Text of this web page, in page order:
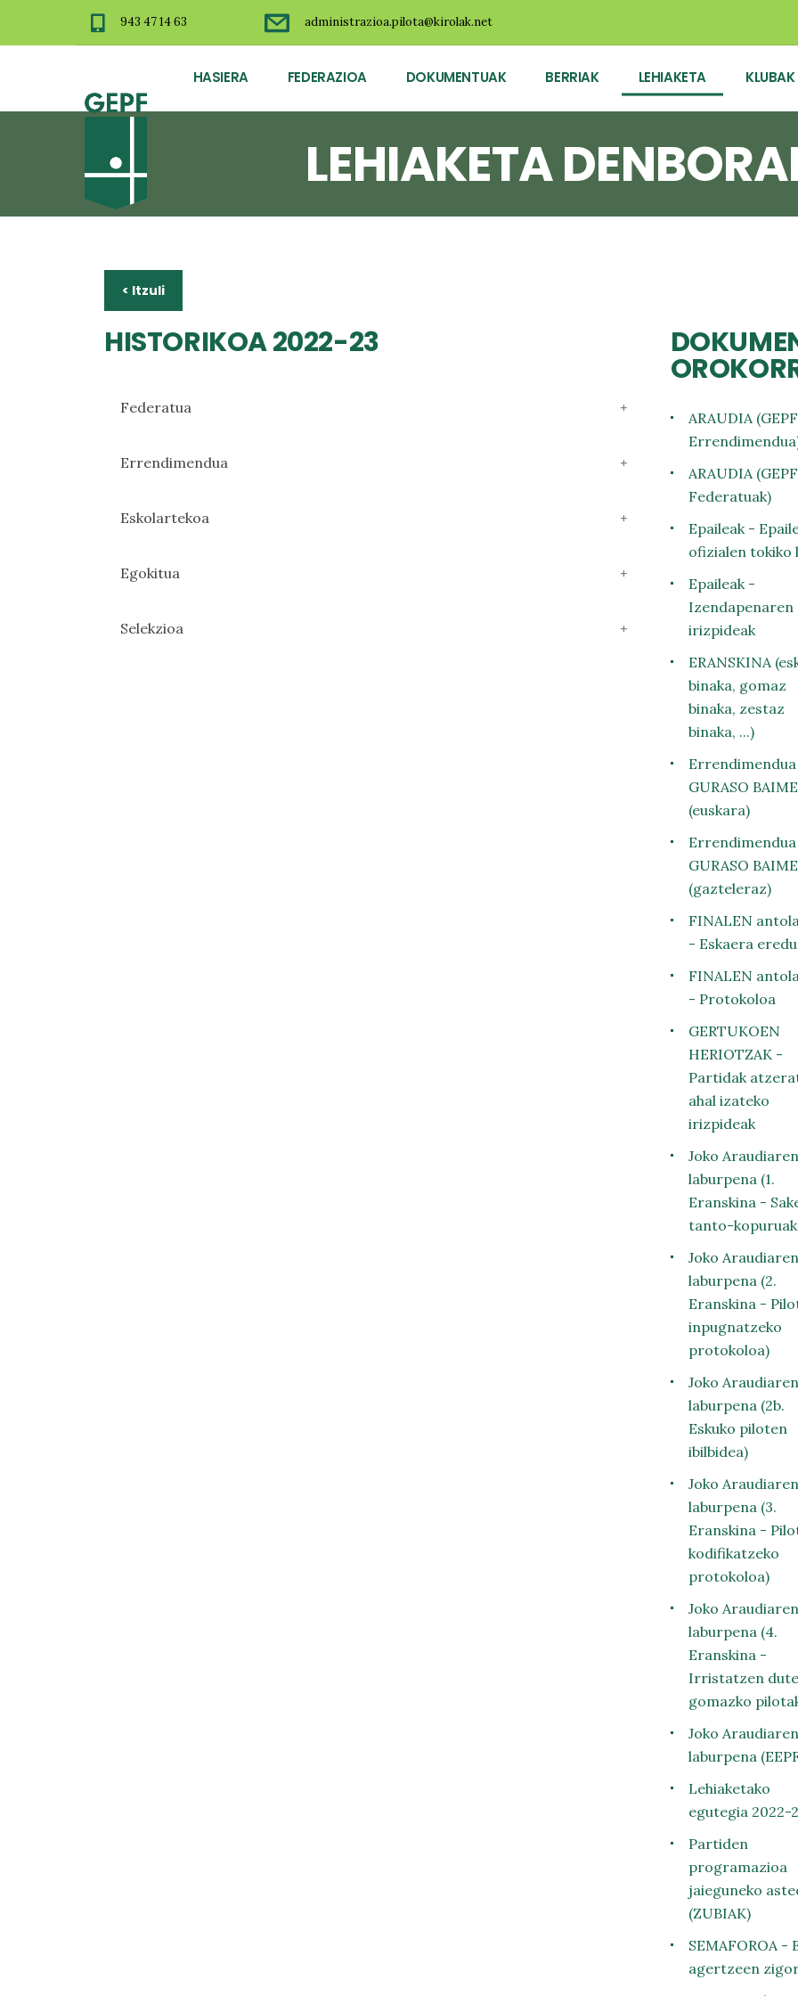
943 47 14 63 administrazioa.pilota@kirolak.net
HASIERA FEDERAZIOA DOKUMENTUAK BERRIAK LEHIAKETA KLUBAK
LEHIAKETA
< Itzuli
HISTORIKOA 2022-23
Federatua
Errendimendua
Eskolartekoa
Egokitua
Selekzioa
ARAUDIA
ARAUDIA
Federatuak)
Epaileak -
ofizialen tokiko
Epaileak -
Izendapenaren
irizpideak
ERANSKINA
binaka, gomaz
binaka, zestaz
binaka, ...)
GURASO
(euskara)
GURASO
(gazteleraz)
FINALEN
- Eskaera
FINALEN
- Protokoloa
GERTUKOEN
HERIOTZAK -
Partidak
ahal izateko
irizpideak
Joko Araudiaren
laburpena (1.
Eranskina -
tanto-
Joko Araudiaren
laburpena (2.
Eranskina -
inpugnatzeko
protokoloa)
Joko Araudiaren
laburpena (2b.
Eskuko piloten
ibilbidea)
Joko Araudiaren
laburpena (3.
Eranskina -
kodifikatzeko
protokoloa)
Joko Araudiaren
laburpena (4.
Eranskina -
Irristatzen
gomazko
Joko Araudiaren
laburpena
Lehiaketako
egutegia 2022-
Partiden
programazioa
jaieguneko
(ZUBIAK)
SEMAFOROA -
agertzeen